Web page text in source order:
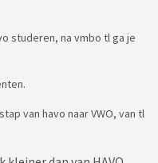
studeren, na vmbo tl ga je
van havo naar VWO, van tl